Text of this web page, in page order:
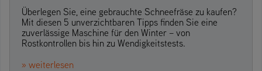
Überlegen Sie, eine gebrauchte Schneefräse zu kaufen?
Mit diesen 5 unverzichtbaren Tipps finden Sie eine
zuverlässige Maschine für den Winter – von
Rostkontrollen bis hin zu Wendigkeitstests.
» weiterlesen